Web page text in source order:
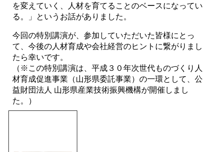
を変えていく、人材を育てることのベースになってい
る。」というお話がありました。
今回の特別講演が、参加していただいた皆様にとっ
て、今後の人材育成や会社経営のヒントに繋がりまし
たら幸いです。
（※この特別講演は、平成３０年次世代ものづくり人
材育成促進事業（山形県委託事業）の一環として、公
益財団法人 山形県産業技術振興機構が開催しまし
た。）